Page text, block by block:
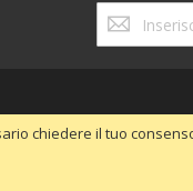
chiedere il tuo
Iscriviti
alla
nostra